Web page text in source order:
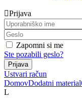
Prijava
Zapomni si me
Ste pozabili geslo?
Ustvari račun
DomovDodatni material
L